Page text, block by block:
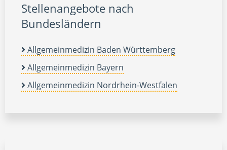
Stellenangebote nach
Bundesländern
Allgemeinmedizin Baden Württemberg
Allgemeinmedizin Bayern
Allgemeinmedizin Nordrhein-Westfalen